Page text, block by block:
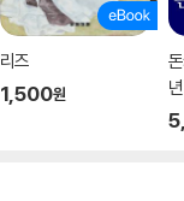
리즈
1,500원